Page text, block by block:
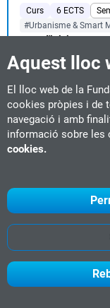
Aquest lloc
El lloc web de la
cookies pròpies i de
navegació i amb
informació sobre les
cookies.
Curs 6 ECTS
#Urbanisme & Smart
Data d'inici:14-09-
...troducció al
desenvolupament
Digital Twins
(grup migdia)
Data d'inici:14-09-
...troducció al
Digital Twins
Tessalònica